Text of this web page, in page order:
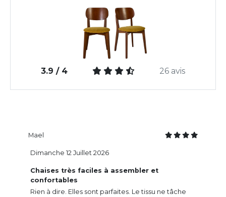
3.9 / 4 26 avis
Mael
Chaises très faciles à assembler et
confortables
Rien à dire. Elles sont parfaites. Le tissu ne tâche
Dimanche 12 Juillet 2026